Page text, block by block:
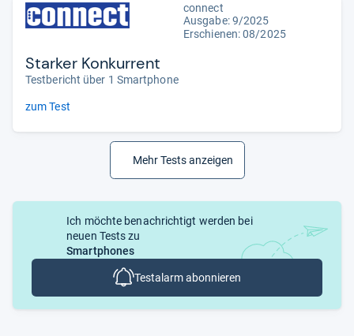
connect
Ausgabe: 9/2025
Erschienen: 08/2025
Starker Konkurrent
Testbericht über 1 Smartphone
zum Test
Mehr Tests anzeigen
Ich möchte benachrichtigt werden bei
neuen Tests zu
Smartphones
Testalarm abonnieren